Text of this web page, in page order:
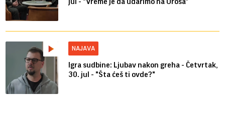
NAJAVA
Igra sudbine: Ljubav nakon greha - Četvrtak,
30. jul - "Šta ćeš ti ovde?"